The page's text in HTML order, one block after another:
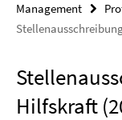
Management
Hilfskraft